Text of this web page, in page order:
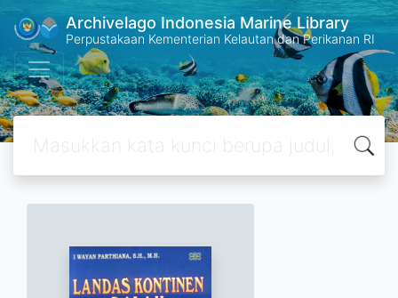
Archivelago Indonesia Marine Library
Perpustakaan Kementerian Kelautan dan Perikanan RI